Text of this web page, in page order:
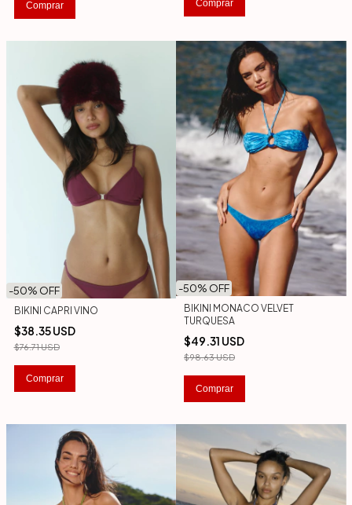
Comprar Comprar
-50% OFF
BIKINI CAPRI VINO
$38.35 USD
$76.71 USD
Comprar
-50% OFF
BIKINI MONACO VELVET
TURQUESA
$49.31 USD
$98.63 USD
Comprar